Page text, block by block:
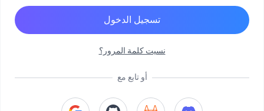
تسجيل الدخول
نسيت كلمة المرور؟
أو تابع مع